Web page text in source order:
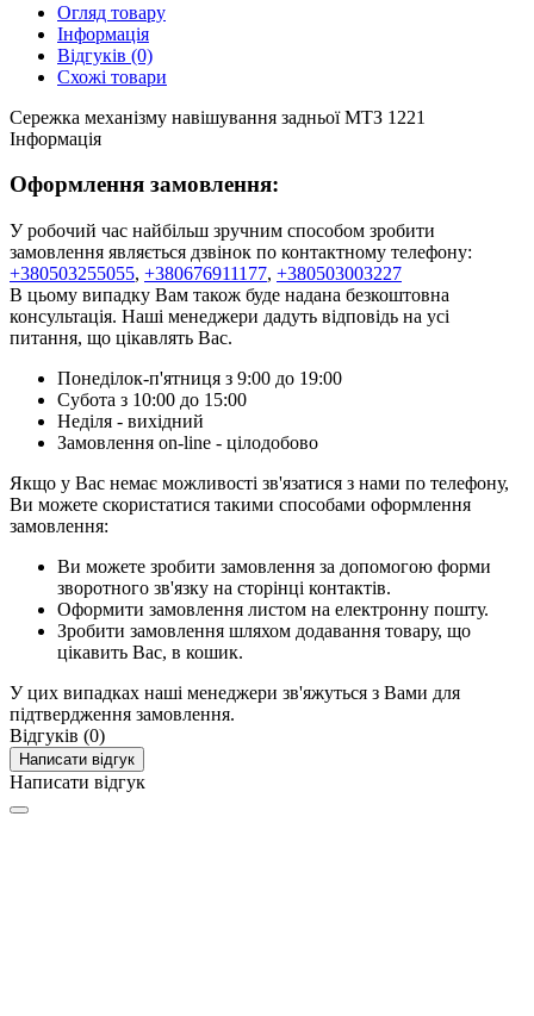
Огляд товару
Інформація
Відгуків (0)
Схожі товари
Сережка механізму навішування задньої МТЗ 1221
Інформація
Оформлення замовлення:
У робочий час найбільш зручним способом зробити
замовлення являється дзвінок по контактному телефону:
+380503255055, +380676911177, +380503003227
В цьому випадку Вам також буде надана безкоштовна
консультація. Наші менеджери дадуть відповідь на усі
питання, що цікавлять Вас.
Понеділок-п'ятниця з 9:00 до 19:00
Субота з 10:00 до 15:00
Неділя - вихідний
Замовлення on-line - цілодобово
Якщо у Вас немає можливості зв'язатися з нами по телефону,
Ви можете скористатися такими способами оформлення
замовлення:
Ви можете зробити замовлення за допомогою форми
зворотного зв'язку на сторінці контактів.
Оформити замовлення листом на електронну пошту.
Зробити замовлення шляхом додавання товару, що
цікавить Вас, в кошик.
У цих випадках наші менеджери зв'яжуться з Вами для
підтвердження замовлення.
Відгуків (0)
Написати відгук
Написати відгук